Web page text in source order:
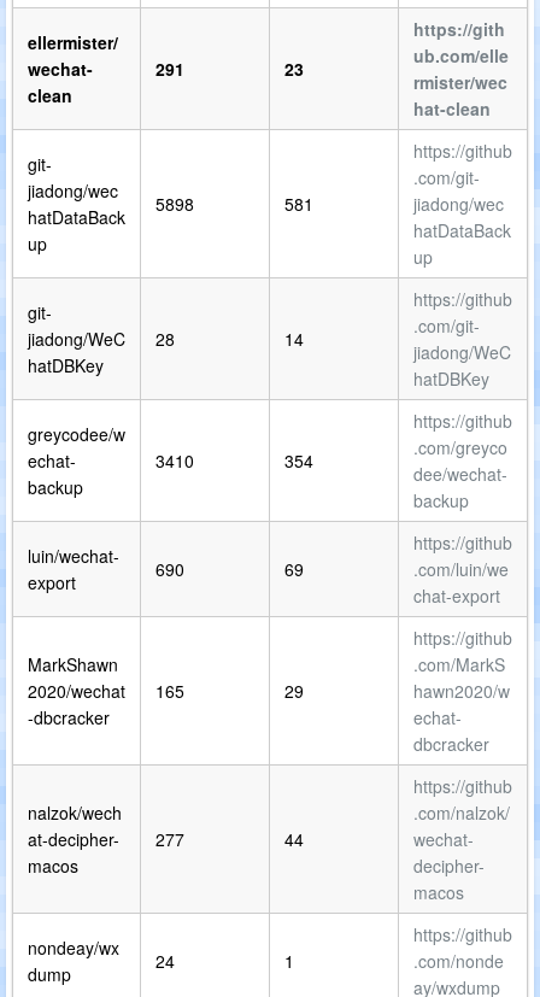
ellermister/
wechat-
clean
291 23
https://gith
ub.com/elle
rmister/wec
hat-clean
git-
jiadong/wec
hatDataBack
up
5898 581
https://github
.com/git-
jiadong/wec
hatDataBack
up
git-
jiadong/WeC
hatDBKey
28 14
https://github
.com/git-
jiadong/WeC
hatDBKey
greycodee/w
echat-
backup
3410 354
https://github
.com/greyco
dee/wechat-
backup
luin/wechat-
export
690 69
https://github
.com/luin/we
chat-export
MarkShawn
2020/wechat
-dbcracker
165 29
https://github
.com/MarkS
hawn2020/w
echat-
dbcracker
nalzok/wech
at-decipher-
macos
277 44
https://github
.com/nalzok/
wechat-
decipher-
macos
nondeay/wx
dump
24 1
https://github
.com/nonde
ay/wxdump